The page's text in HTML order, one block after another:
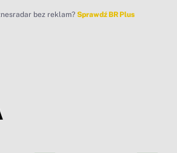
bez reklam? Sprawdź BR Plus